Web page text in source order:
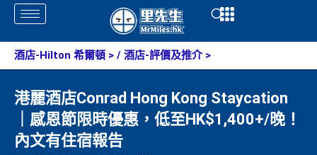
Skip
content
Open
酒店-Hilton 希爾頓 > / 酒店-評價及推介>
港麗酒店Conrad Hong Kong Staycation
｜感恩節限時優惠，低至HK$1,400+/晚！
內文有住宿報告